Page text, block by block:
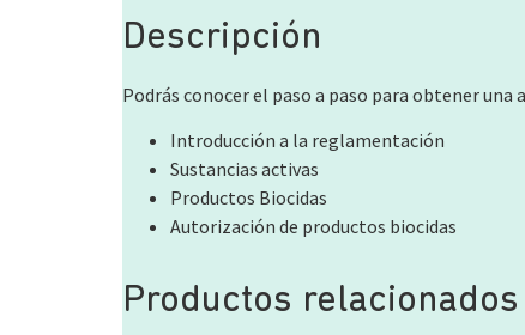
Descripción
Podrás conocer el paso a paso para obtener
Introducción a la reglamentación
Sustancias activas
Productos Biocidas
Autorización de productos biocidas
Productos relacionados